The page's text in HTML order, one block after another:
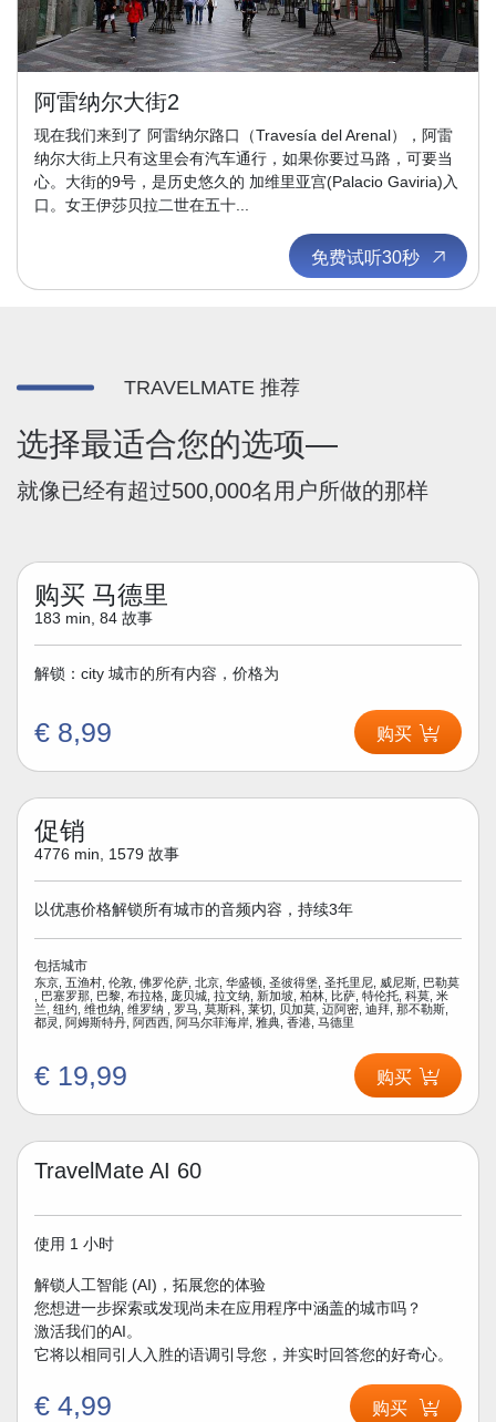
阿雷纳尔大街2
现在我们来到了 阿雷纳尔路口（Travesía del Arenal），阿雷
纳尔大街上只有这里会有汽车通行，如果你要过马路，可要当
心。大街的9号，是历史悠久的 加维里亚宫(Palacio Gaviria)入
口。女王伊莎贝拉二世在五十...
免费试听30秒
TRAVELMATE 推荐
选择最适合您的选项—
就像已经有超过500,000名用户所做的那样
购买 马德里
183 min, 84 故事
解锁：city 城市的所有内容，价格为
€ 8,99 购买
促销
4776 min, 1579 故事
以优惠价格解锁所有城市的音频内容，持续3年
包括城市
东京, 五渔村, 伦敦, 佛罗伦萨, 北京, 华盛顿, 圣彼得堡, 圣托里尼, 威尼斯, 巴勒莫
, 巴塞罗那, 巴黎, 布拉格, 庞贝城, 拉文纳, 新加坡, 柏林, 比萨, 特伦托, 科莫, 米
兰, 纽约, 维也纳, 维罗纳 , 罗马, 莫斯科, 莱切, 贝加莫, 迈阿密, 迪拜, 那不勒斯,
都灵, 阿姆斯特丹, 阿西西, 阿马尔菲海岸, 雅典, 香港, 马德里
€ 19,99 购买
TravelMate AI 60
使用 1 小时
解锁人工智能 (AI)，拓展您的体验
您想进一步探索或发现尚未在应用程序中涵盖的城市吗？
激活我们的AI。
它将以相同引人入胜的语调引导您，并实时回答您的好奇心。
€ 4,99 购买